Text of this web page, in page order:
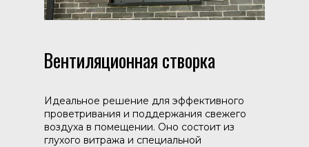
Идеальное решение для эффективного
проветривания и поддержания свежего
воздуха в помещении. Оно состоит из
глухого витража и специальной
Вентиляционная створка